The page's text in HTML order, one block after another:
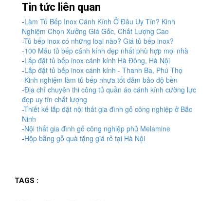
Tin tức liên quan
-Làm Tủ Bếp Inox Cánh Kính Ở Đâu Uy Tín? Kinh
Nghiệm Chọn Xưởng Giá Gốc, Chất Lượng Cao
-Tủ bếp inox có những loại nào? Giá tủ bếp inox?
-100 Mẫu tủ bếp cánh kính đẹp nhất phù hợp mọi nhà
-Lắp đặt tủ bếp inox cánh kính Hà Đông, Hà Nội
-Lắp đặt tủ bếp inox cánh kính - Thanh Ba, Phú Thọ
-Kinh nghiệm làm tủ bếp nhựa tốt đảm bảo độ bền
-Địa chỉ chuyên thi công tủ quần áo cánh kính cường lực
đẹp uy tín chất lượng
-Thiết kế lắp đặt nội thất gia đình gỗ công nghiệp ở Bắc
Ninh
-Nội thất gia đình gỗ công nghiệp phủ Melamine
-Hộp bằng gỗ quà tặng giá rẻ tại Hà Nội
TAGS :